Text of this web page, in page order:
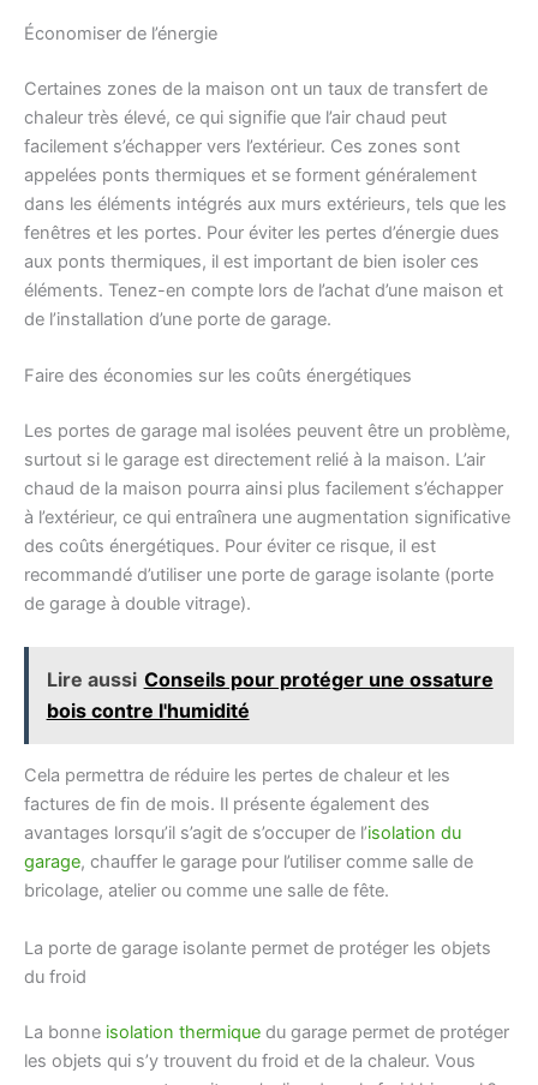
Économiser de l’énergie
Certaines zones de la maison ont un taux de transfert de
chaleur très élevé, ce qui signifie que l’air chaud peut
facilement s’échapper vers l’extérieur. Ces zones sont
appelées ponts thermiques et se forment généralement
dans les éléments intégrés aux murs extérieurs, tels que les
fenêtres et les portes. Pour éviter les pertes d’énergie dues
aux ponts thermiques, il est important de bien isoler ces
éléments. Tenez-en compte lors de l’achat d’une maison et
de l’installation d’une porte de garage.
Faire des économies sur les coûts énergétiques
Les portes de garage mal isolées peuvent être un problème,
surtout si le garage est directement relié à la maison. L’air
chaud de la maison pourra ainsi plus facilement s’échapper
à l’extérieur, ce qui entraînera une augmentation significative
des coûts énergétiques. Pour éviter ce risque, il est
recommandé d’utiliser une porte de garage isolante (porte
de garage à double vitrage).
Lire aussi Conseils pour protéger une ossature
bois contre l'humidité
Cela permettra de réduire les pertes de chaleur et les
factures de fin de mois. Il présente également des
avantages lorsqu’il s’agit de s’occuper de l’isolation du
garage, chauffer le garage pour l’utiliser comme salle de
bricolage, atelier ou comme une salle de fête.
La porte de garage isolante permet de protéger les objets
du froid
La bonne isolation thermique du garage permet de protéger
les objets qui s’y trouvent du froid et de la chaleur. Vous